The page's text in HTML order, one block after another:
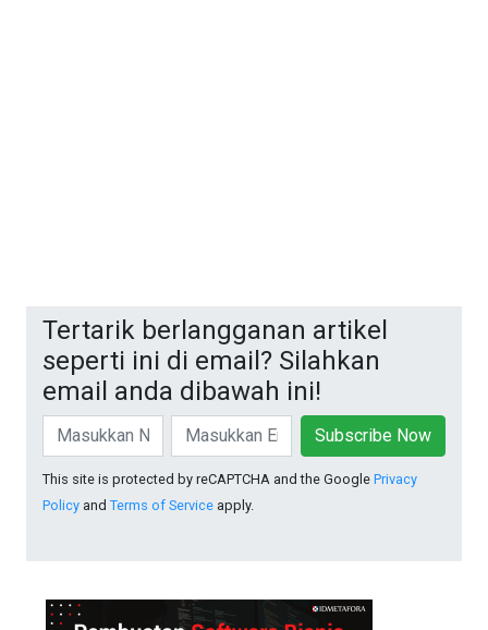
Tertarik berlangganan artikel
seperti ini di email? Silahkan
email anda dibawah ini!
Subscribe Now
This site is protected by reCAPTCHA and the Google Privacy
Policy and Terms of Service apply.